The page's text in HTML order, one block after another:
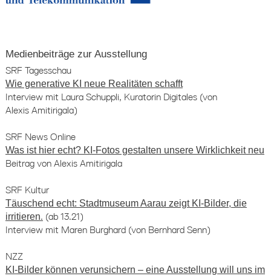
Medienbeiträge zur Ausstellung
SRF Tagesschau
Wie generative KI neue Realitäten schafft
Interview mit Laura Schuppli, Kuratorin Digitales (von
Alexis Amitirigala)
SRF News Online
Was ist hier echt? KI-Fotos gestalten unsere Wirklichkeit neu
Beitrag von Alexis Amitirigala
SRF Kultur
Täuschend echt: Stadtmuseum Aarau zeigt KI-Bilder, die
irritieren. (ab 13.21)
Interview mit Maren Burghard (von Bernhard Senn)
NZZ
KI-Bilder können verunsichern – eine Ausstellung will uns im